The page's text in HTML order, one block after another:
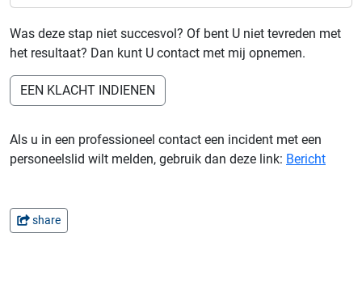
Was deze stap niet succesvol? Of bent U niet tevreden met
het resultaat? Dan kunt U contact met mij opnemen.
EEN KLACHT INDIENEN
Als u in een professioneel contact een incident met een
personeelslid wilt melden, gebruik dan deze link: Bericht
share